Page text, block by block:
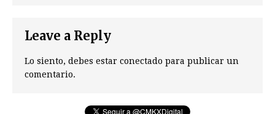
Leave a Reply
Lo siento, debes estar conectado para publicar un
comentario.